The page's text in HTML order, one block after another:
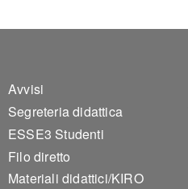
Footer 1
Avvisi
Segreteria didattica
ESSE3 Studenti
Filo diretto
Materiali didattici/KIRO